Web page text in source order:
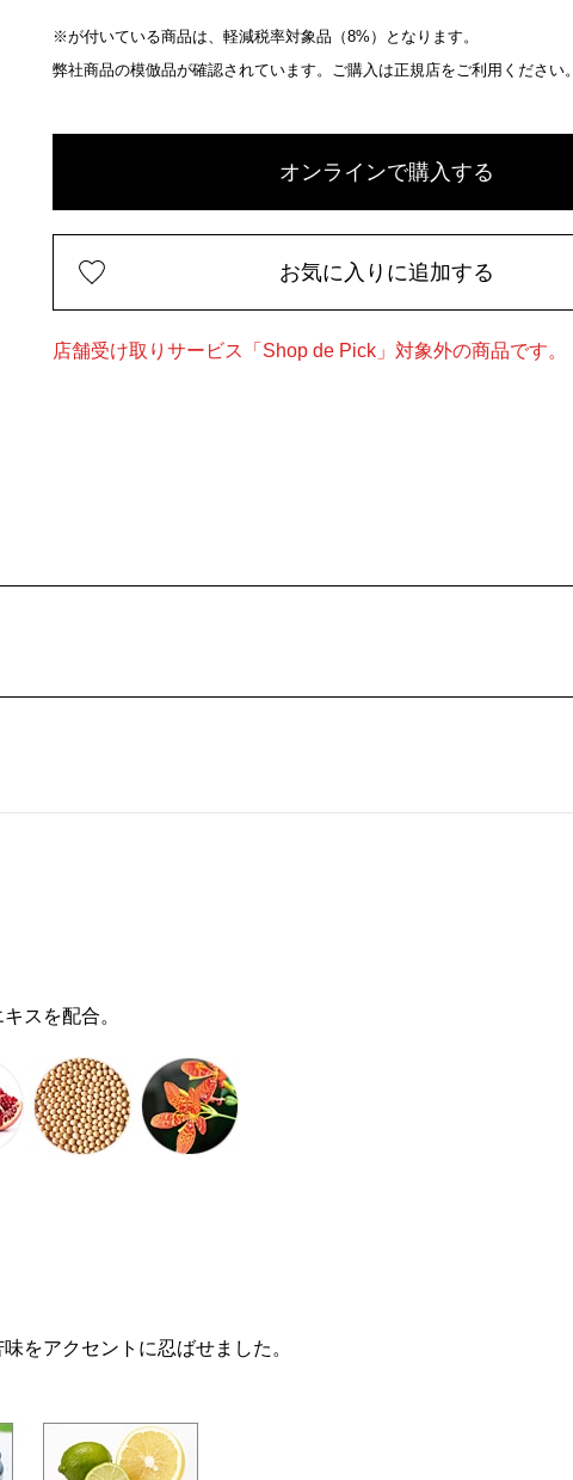
※が付いている商品は、軽減税率対象品（8%）となります。
弊社商品の模倣品が確認されています。ご購入は正規店をご利用ください。
オンラインで購入する
お気に入りに追加する
店舗受け取りサービス「Shop de Pick」対象外の商品です。
スを配合。
をアクセントに忍ばせました。